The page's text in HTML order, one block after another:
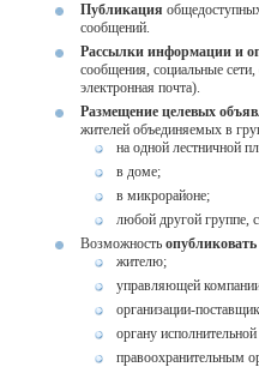
Публикация
сообщений.
Рассылки информации и
сообщения, социальные
электронная почта).
Размещение целевых
жителей объединяемых в
на одной лестничной
в доме;
в микрорайоне;
любой другой группе,
Возможность опубликовать
жителю;
управляющей
организации-
органу
правоохранительным